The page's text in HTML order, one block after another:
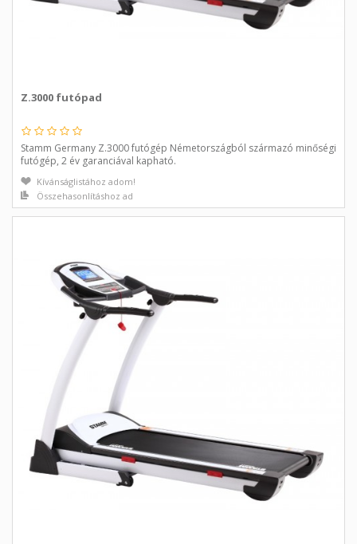
Z.3000 futópad
Stamm Germany Z.3000 futógép Németországból származó minőségi
futógép, 2 év garanciával kapható.
Kívánságlistához adom!
Összehasonlításhoz ad